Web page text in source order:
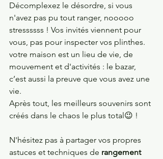
Décomplexez le désordre, si vous
n'avez pas pu tout ranger, nooooo
stressssss ! Vos invités viennent pour
vous, pas pour inspecter vos plinthes.
votre maison est un lieu de vie, de
mouvement et d'activités : le bazar,
c’est aussi la preuve que vous avez une
vie.
Après tout, les meilleurs souvenirs sont
créés dans le chaos le plus total😉 !
N'hésitez pas à partager vos propres
astuces et techniques de rangement